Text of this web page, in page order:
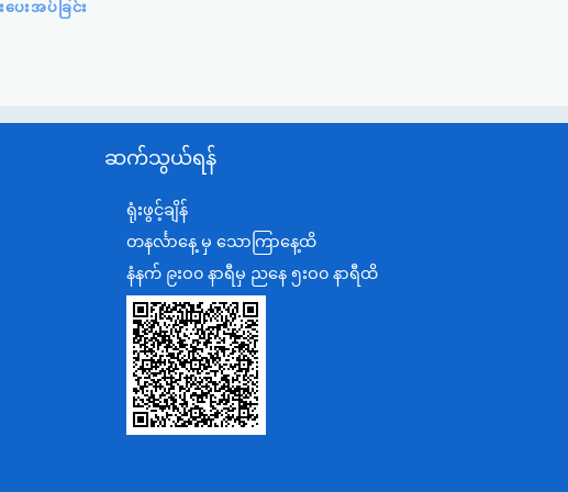
ေးအပ်ခြင်း
ဆက်သွယ်ရန်
ရုံးဖွင့်ချိန်
တနင်္လာနေ့ မှ သောကြာနေ့ထိ
နံနက် ၉းဝ၀ နာရီမှ ညနေ ၅းဝ၀ နာရီထိ